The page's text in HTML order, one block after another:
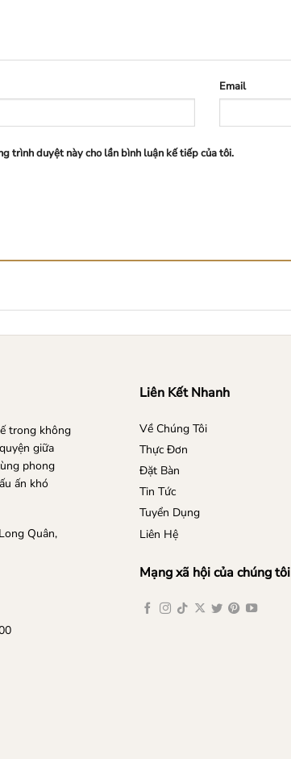
Email
trình duyệt này cho lần bình luận kế tiếp của tôi.
trong không
giữa
phong
ấn khó
Quân,
Liên Kết Nhanh
Về Chúng Tôi
Thực Đơn
Đặt Bàn
Tin Tức
Tuyển Dụng
Liên Hệ
Mạng xã hội của chúng tôi